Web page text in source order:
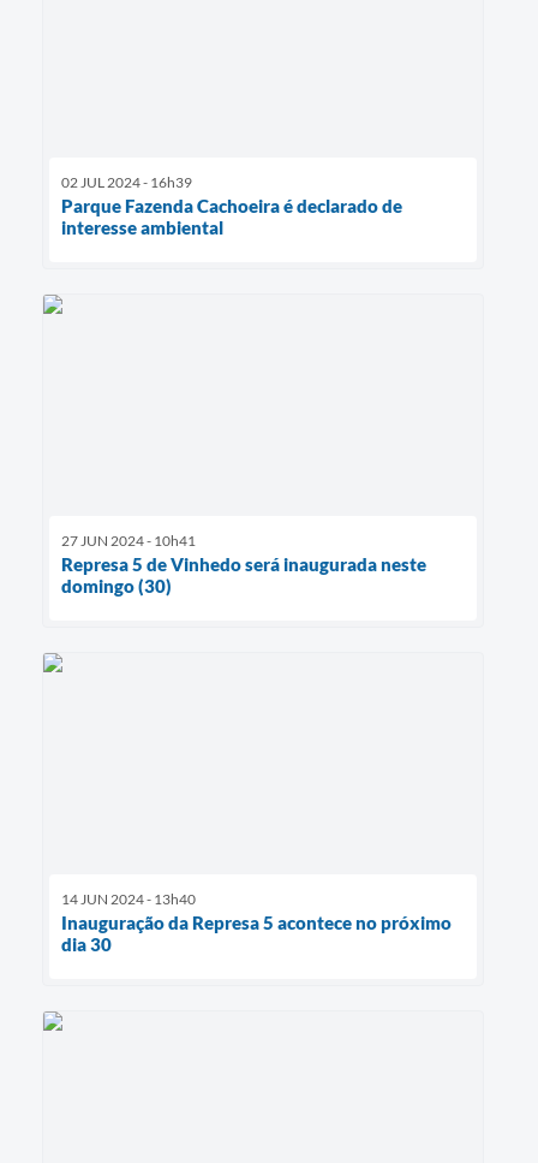
02 JUL 2024 - 16h39
Parque Fazenda Cachoeira é declarado de
interesse ambiental
27 JUN 2024 - 10h41
Represa 5 de Vinhedo será inaugurada neste
domingo (30)
14 JUN 2024 - 13h40
Inauguração da Represa 5 acontece no próximo
dia 30